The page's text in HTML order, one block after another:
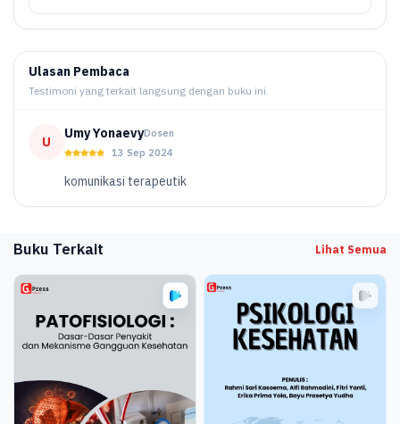
Ulasan Pembaca
Testimoni yang terkait langsung dengan buku ini.
U
Umy YonaevyDosen
13 Sep 2024
komunikasi terapeutik
Buku Terkait Lihat Semua